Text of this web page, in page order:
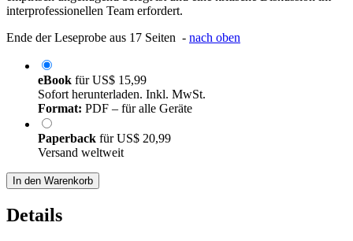
interprofessionellen Team erfordert.
Ende der Leseprobe aus 17 Seiten - nach oben
eBook fürUS$ 15,99
Sofort herunterladen. Inkl. MwSt.
Format: PDF – für alle Geräte
Paperback fürUS$ 20,99
Versand weltweit
In den Warenkorb
Details